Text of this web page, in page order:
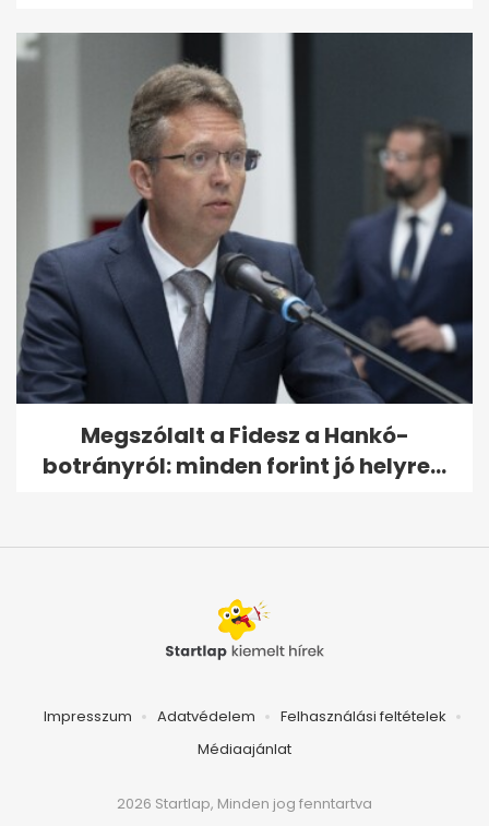
Megszólalt a Fidesz a Hankó-
botrányról: minden forint jó helyre...
Impresszum Adatvédelem
Felhasználási feltételek
Médiaajánlat
2026 Startlap, Minden jog fenntartva